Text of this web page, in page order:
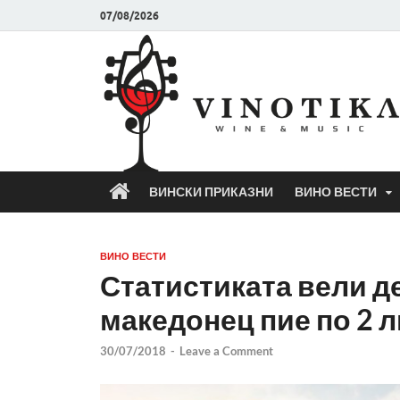
07/08/2026
ВИНСКИ ПРИКАЗНИ ВИНО ВЕСТИ
ВИНО ВЕСТИ
Статистиката вели
македонец пие по 2
30/07/2018 - Leave a Comment